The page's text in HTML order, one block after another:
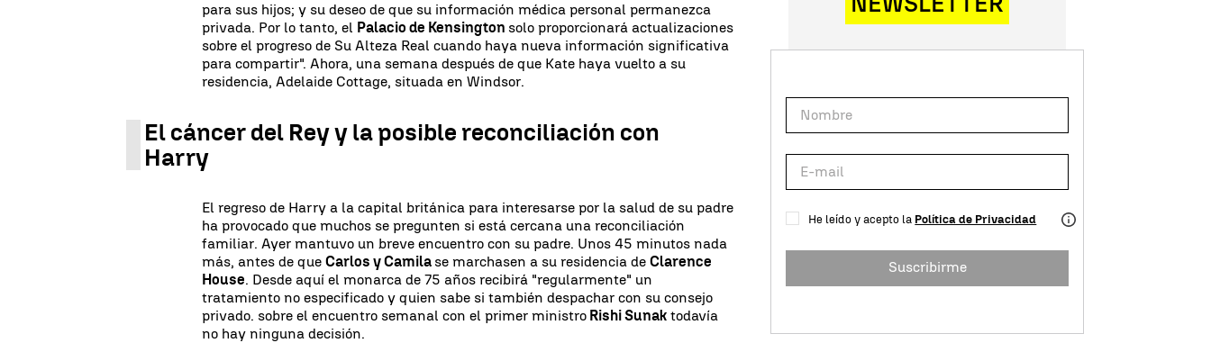
para sus hijos; y su deseo de que su información médica personal permanezca
privada. Por lo tanto, el Palacio de Kensington solo proporcionará actualizaciones
sobre el progreso de Su Alteza Real cuando haya nueva información significativa
para compartir". Ahora, una semana después de que Kate haya vuelto a su
residencia, Adelaide Cottage, situada en Windsor.
El cáncer del Rey y la posible reconciliación con
Harry
El regreso de Harry a la capital británica para interesarse por la salud de su padre
ha provocado que muchos se pregunten si está cercana una reconciliación
familiar. Ayer mantuvo un breve encuentro con su padre. Unos 45 minutos nada
más, antes de queCarlos y Camila se marchasen a su residencia deClarence
House. Desde aquí el monarca de 75 años recibirá "regularmente" un
tratamiento no especificado y quien sabe si también despachar con su consejo
privado. sobre el encuentro semanal con el primer ministro Rishi Sunak todavía
no hay ninguna decisión.
He leído y acepto la Política de Privacidad
Suscribirme